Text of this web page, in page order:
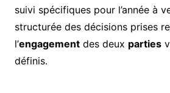
suivi spécifiques pour l’année à
structurée des décisions prises
l’engagementdes deux parties
définis.